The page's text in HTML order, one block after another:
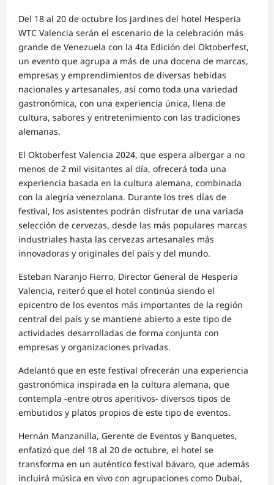
Del 18 al 20 de octubre los jardines del hotel Hesperia
WTC Valencia serán el escenario de la celebración más
grande de Venezuela con la 4ta Edición del Oktoberfest,
un evento que agrupa a más de una docena de marcas,
empresas y emprendimientos de diversas bebidas
nacionales y artesanales, así como toda una variedad
gastronómica, con una experiencia única, llena de
cultura, sabores y entretenimiento con las tradiciones
alemanas.
El Oktoberfest Valencia 2024, que espera albergar a no
menos de 2 mil visitantes al día, ofrecerá toda una
experiencia basada en la cultura alemana, combinada
con la alegría venezolana. Durante los tres días de
festival, los asistentes podrán disfrutar de una variada
selección de cervezas, desde las más populares marcas
industriales hasta las cervezas artesanales más
innovadoras y originales del país y del mundo.
Esteban Naranjo Fierro, Director General de Hesperia
Valencia, reiteró que el hotel continúa siendo el
epicentro de los eventos más importantes de la región
central del país y se mantiene abierto a este tipo de
actividades desarrolladas de forma conjunta con
empresas y organizaciones privadas.
Adelantó que en este festival ofrecerán una experiencia
gastronómica inspirada en la cultura alemana, que
contempla -entre otros aperitivos- diversos tipos de
embutidos y platos propios de este tipo de eventos.
Hernán Manzanilla, Gerente de Eventos y Banquetes,
enfatizó que del 18 al 20 de octubre, el hotel se
transforma en un auténtico festival bávaro, que además
incluirá música en vivo con agrupaciones como Dubai,